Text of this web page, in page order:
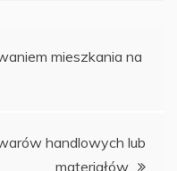
mieszkania na
handlowych lub
materiałów